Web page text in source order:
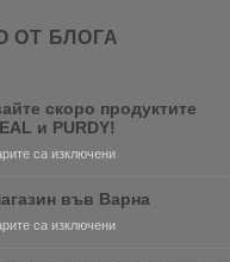
ОТ БЛОГА
скоро продуктите
и PURDY!
са изключениза
продуктите
RONSEAL
във Варна
са изключениза